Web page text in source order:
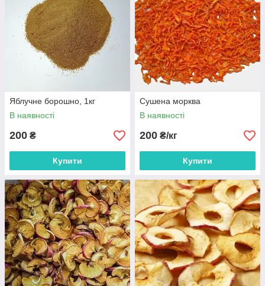
На нашому сайтіdarypolissya.com.uaви можете придбати
наші товари.
Яблучне борошно, 1кг
В наявності
200 ₴
Купити
Сушена морква
В наявності
200 ₴/кг
Купити